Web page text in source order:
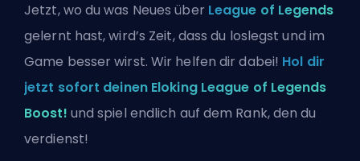
Jetzt, wo du was Neues über League of Legends
gelernt hast, wird’s Zeit, dass du loslegst und im
Game besser wirst. Wir helfen dir dabei! Hol dir
jetzt sofort deinen Eloking League of Legends
Boost! und spiel endlich auf dem Rank, den du
verdienst!